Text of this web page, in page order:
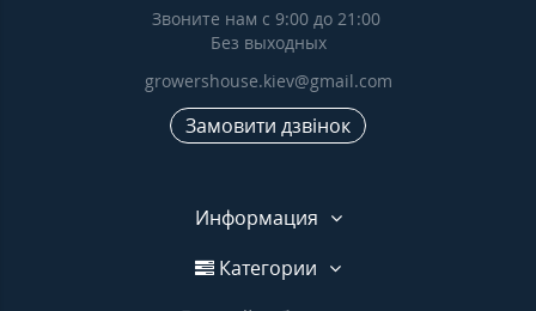
Звоните нам с 9:00 до 21:00
Без выходных
growershouse.kiev@gmail.com
Замовити дзвінок
Информация
Категории